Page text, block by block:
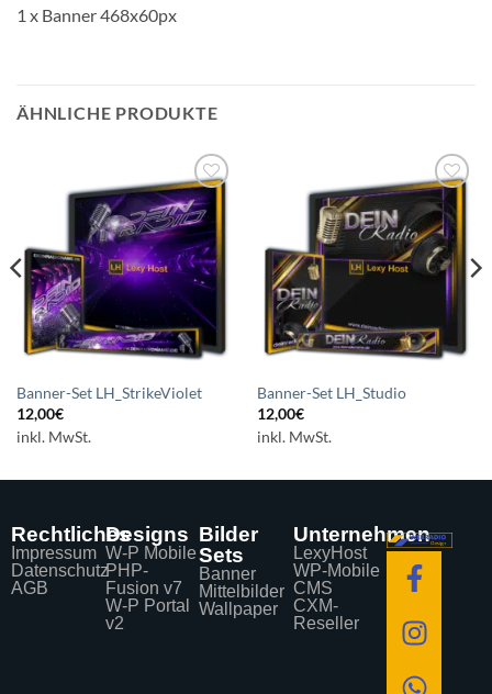
1 x Banner 468x60px
ÄHNLICHE PRODUKTE
Auf die
Wunschliste
setzen
Banner-Set LH_StrikeViolet
12,00€
inkl. MwSt.
Auf die
Wunschliste
setzen
Banner-Set LH_Studio
12,00€
inkl. MwSt.
Rechtliches
Impressum
Datenschutz
AGB
Designs
W-P Mobile
PHP-
Fusion v7
W-P Portal
v2
Bilder
Sets
Banner
Mittelbilder
Wallpaper
Unternehmen
LexyHost
WP-Mobile
CMS
CXM-
Reseller